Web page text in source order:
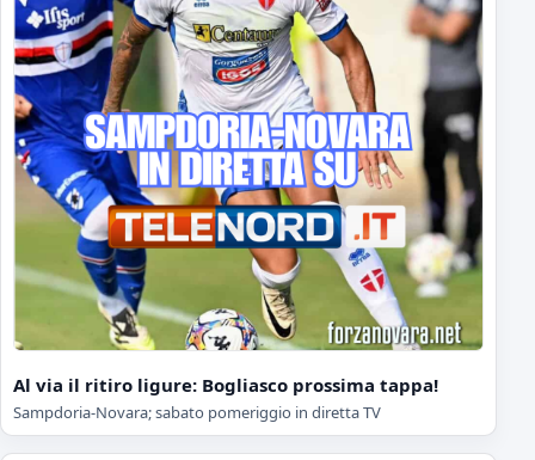
Al via il ritiro ligure: Bogliasco prossima tappa!
Sampdoria-Novara; sabato pomeriggio in diretta TV